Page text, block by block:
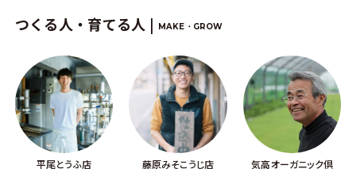
つくる人・育てる人 | MAKE・GROW
平尾とうふ店 藤原みそこうじ店
気高オーガニック倶